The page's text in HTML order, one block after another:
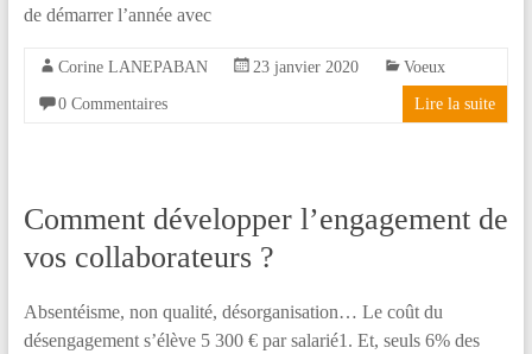
de démarrer l’année avec
Corine LANEPABAN 23 janvier 2020 Voeux
0 Commentaires Lire la suite
Comment développer l’engagement de
vos collaborateurs ?
Absentéisme, non qualité, désorganisation… Le coût du
désengagement s’élève 5 300 € par salarié1. Et, seuls 6% des